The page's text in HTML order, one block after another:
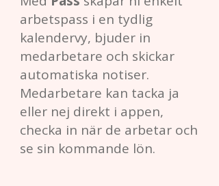
arbetspass i en tydlig
kalendervy, bjuder in
medarbetare och skickar
automatiska notiser.
Medarbetare kan tacka ja
eller nej direkt i appen,
checka in när de arbetar och
se sin kommande lön.